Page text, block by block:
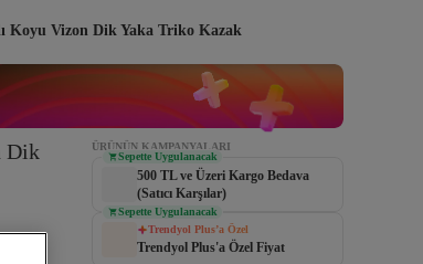
Koyu Vizon Dik Yaka Triko Kazak
Dik
ÜRÜNÜN KAMPANYALARI
500 TL ve Üzeri Kargo Bedava
(Satıcı Karşılar)
Sepette Uygulanacak
Trendyol Plus’a Özel
Trendyol Plus'a Özel Fiyat
Sepette Uygulanacak